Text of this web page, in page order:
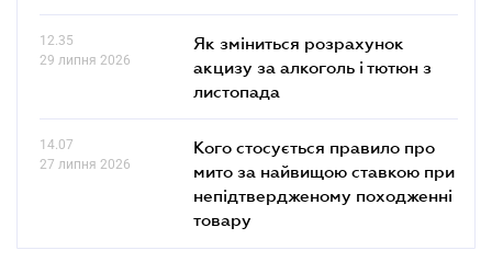
12.35
29 липня 2026
Як зміниться розрахунок
акцизу за алкоголь і тютюн з
листопада
14.07
27 липня 2026
Кого стосується правило про
мито за найвищою ставкою при
непідтвердженому походженні
товару